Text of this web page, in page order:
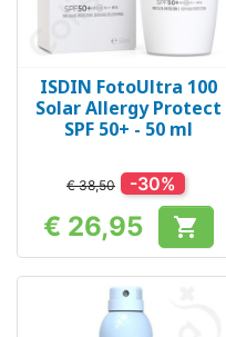
ISDIN FotoUltra 100
Solar Allergy Protect
SPF 50+ - 50 ml
€ 38,50 -30%
Prijs
€ 26,95 